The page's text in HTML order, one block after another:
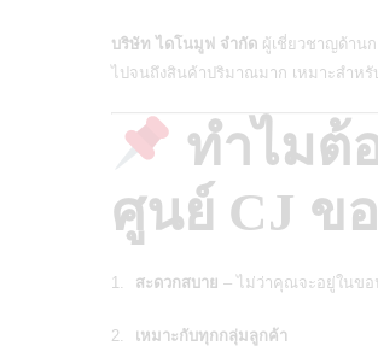
บริษัท ไดโนมูฟ จำกัด ผู้เชี่ยวชาญด้าน
ไปจนถึงสินค้าปริมาณมาก เหมาะสำห
ทำไมต้
ศูนย์ CJ ข
สะดวกสบาย – ไม่ว่าคุณจะอยู่ในขอ
เหมาะกับทุกกลุ่มลูกค้า